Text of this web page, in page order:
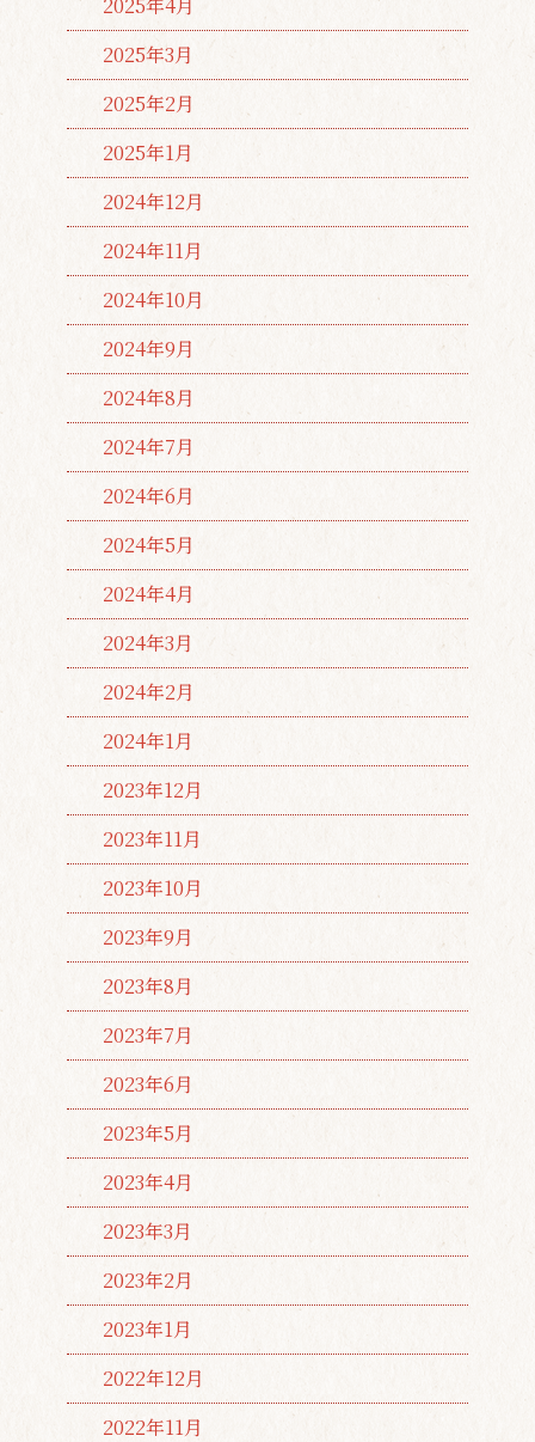
2025年3月
2025年2月
2025年1月
2024年12月
2024年11月
2024年10月
2024年9月
2024年8月
2024年7月
2024年6月
2024年5月
2024年4月
2024年3月
2024年2月
2024年1月
2023年12月
2023年11月
2023年10月
2023年9月
2023年8月
2023年7月
2023年6月
2023年5月
2023年4月
2023年3月
2023年2月
2023年1月
2022年12月
2022年11月